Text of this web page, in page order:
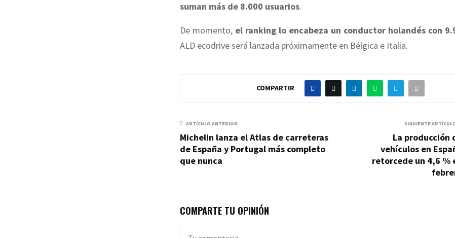
suman más de 8.000 usuarios.
De momento, el ranking lo encabeza un conductor holandés con
ALD ecodrive será lanzada próximamente en Bélgica e Italia.
COMPARTIR
ARTÍCULO ANTERIOR
Michelin lanza el Atlas de carreteras
de España y Portugal más completo
que nunca
SIGUIENTE
La producción
vehículos en
retorcede un 4,6 %
COMPARTE TU OPINIÓN